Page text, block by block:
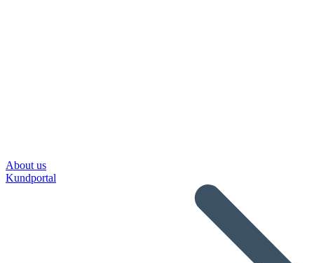
About us
Kundportal